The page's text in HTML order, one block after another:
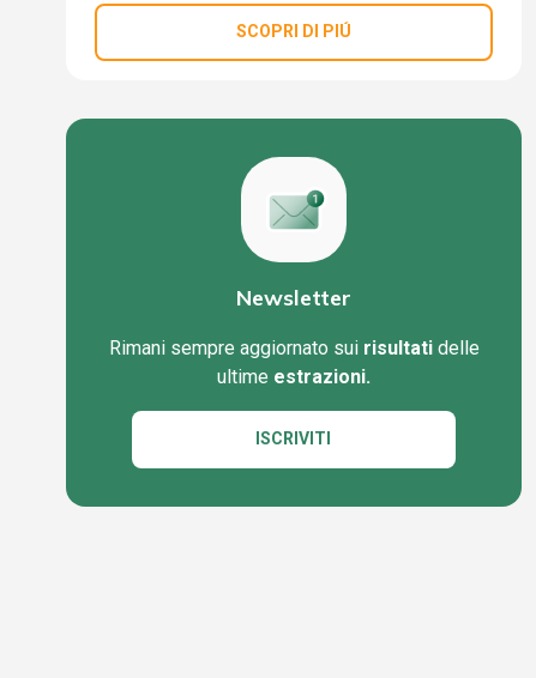
SCOPRI DI PIÚ
Newsletter
Rimani sempre aggiornato sui risultatidelle
ultime estrazioni.
ISCRIVITI